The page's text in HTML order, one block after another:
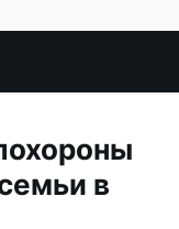
в